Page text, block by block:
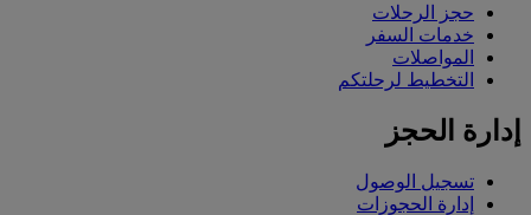
حجز الرحلات
خدمات السفر
المواصلات
التخطيط لرحلتكم
إدارة الحجز
تسجيل الوصول
إدارة الحجوزات